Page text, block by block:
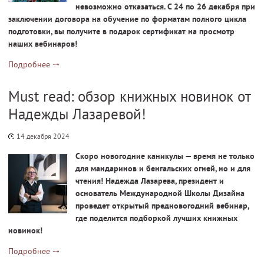
невозможно отказаться. С 24 по 26 декабря при
заключении договора на обучение по форматам полного цикла
подготовки, вы получите в подарок сертификат на просмотр
наших вебинаров!
Подробнее
Must read: обзор книжных новинок от
Надежды Лазаревой!
14 декабря 2024
Скоро новогодние каникулы — время не только
для мандаринов и бенгальских огней, но и для
чтения! Надежда Лазарева, президент и
основатель Международной Школы Дизайна
проведет открытый предновогодний вебинар,
где поделится подборкой лучших книжных
новинок!
Подробнее